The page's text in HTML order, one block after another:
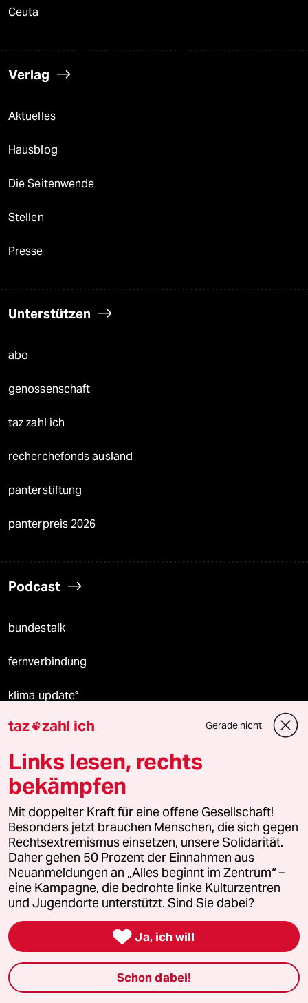
Ceuta
Verlag
Aktuelles
Hausblog
Die Seitenwende
Stellen
Presse
Unterstützen
abo
genossenschaft
taz zahl ich
recherchefonds ausland
panterstiftung
panterpreis 2026
Podcast
bundestalk
fernverbindung
klima update°
Mauerecho
Freie Rede
reingehen
Newsletter
team zukunft
taz frisch
taz zahl ich
taz zahl ich Gerade nicht
Links lesen, rechts
bekämpfen
Mit doppelter Kraft für eine offene Gesellschaft!
Besonders jetzt brauchen Menschen, die sich gegen
Rechtsextremismus einsetzen, unsere Solidarität.
Daher gehen 50 Prozent der Einnahmen aus
Neuanmeldungen an „Alles beginnt im Zentrum“ –
eine Kampagne, die bedrohte linke Kulturzentren
und Jugendorte unterstützt. Sind Sie dabei?
 Ja, ich will
Schon dabei!